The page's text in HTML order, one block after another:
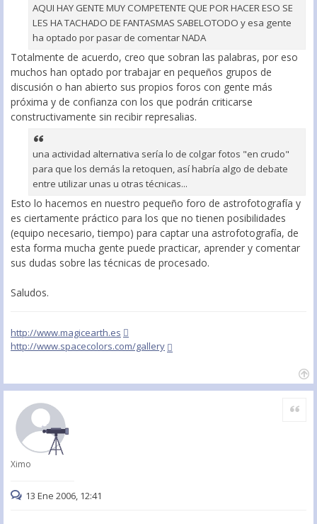
AQUI HAY GENTE MUY COMPETENTE QUE POR HACER ESO SE
LES HA TACHADO DE FANTASMAS SABELOTODO y esa gente
ha optado por pasar de comentar NADA
Totalmente de acuerdo, creo que sobran las palabras, por eso
muchos han optado por trabajar en pequeños grupos de
discusión o han abierto sus propios foros con gente más
próxima y de confianza con los que podrán criticarse
constructivamente sin recibir represalias.
una actividad alternativa sería lo de colgar fotos "en crudo"
para que los demás la retoquen, así habría algo de debate
entre utilizar unas u otras técnicas...
Esto lo hacemos en nuestro pequeño foro de astrofotografía y
es ciertamente práctico para los que no tienen posibilidades
(equipo necesario, tiempo) para captar una astrofotografía, de
esta forma mucha gente puede practicar, aprender y comentar
sus dudas sobre las técnicas de procesado.
Saludos.
http://www.magicearth.es
http://www.spacecolors.com/gallery
Ximo
Citar
13 Ene 2006, 12:41